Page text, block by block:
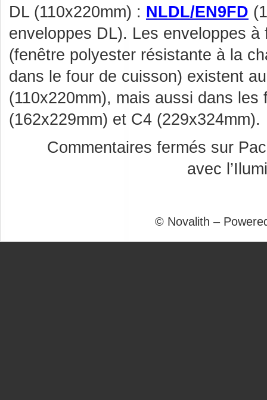
DL (110x220mm) : NLDL/EN9FD
enveloppes DL). Les enveloppes à
(fenêtre polyester résistante à la
dans le four de cuisson) existent
(110x220mm), mais aussi dans les
(162x229mm) et C4 (229x324mm).
Commentaires fermés sur
avec
© Novalith –